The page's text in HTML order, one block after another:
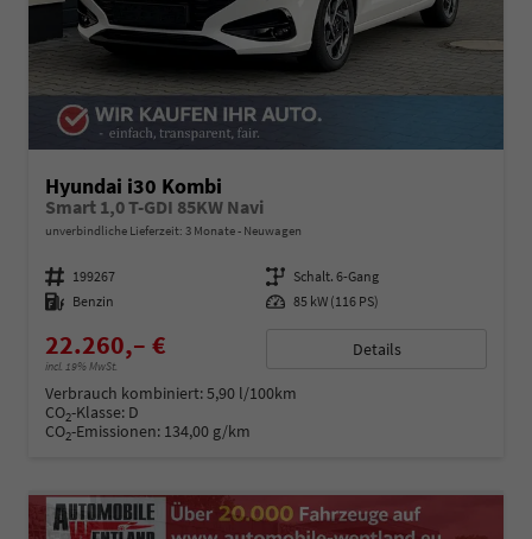
Hyundai i30 Kombi
Smart 1,0 T-GDI 85KW Navi
unverbindliche Lieferzeit: 3 Monate Neuwagen
Fahrzeugnummer 199267 Getriebe Schalt. 6-Gang
Kraftstoff Benzin Leistung 85 kW (116 PS)
22.260,– €
incl. 19% MwSt.
Details
Verbrauch kombiniert:5,90 l/100km
CO2-Klasse: D
CO2-Emissionen: 134,00 g/km